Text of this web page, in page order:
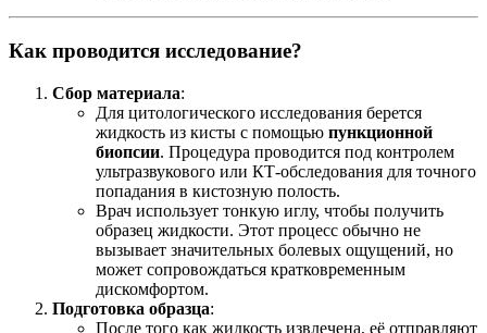
Как проводится исследование?
Сбор материала:
Для цитологического исследования берется
жидкость из кисты с помощью пункционной
биопсии. Процедура проводится под контролем
ультразвукового или КТ-обследования для точного
попадания в кистозную полость.
Врач использует тонкую иглу, чтобы получить
образец жидкости. Этот процесс обычно не
вызывает значительных болевых ощущений, но
может сопровождаться кратковременным
дискомфортом.
Подготовка образца:
После того как жидкость извлечена, её отправляют